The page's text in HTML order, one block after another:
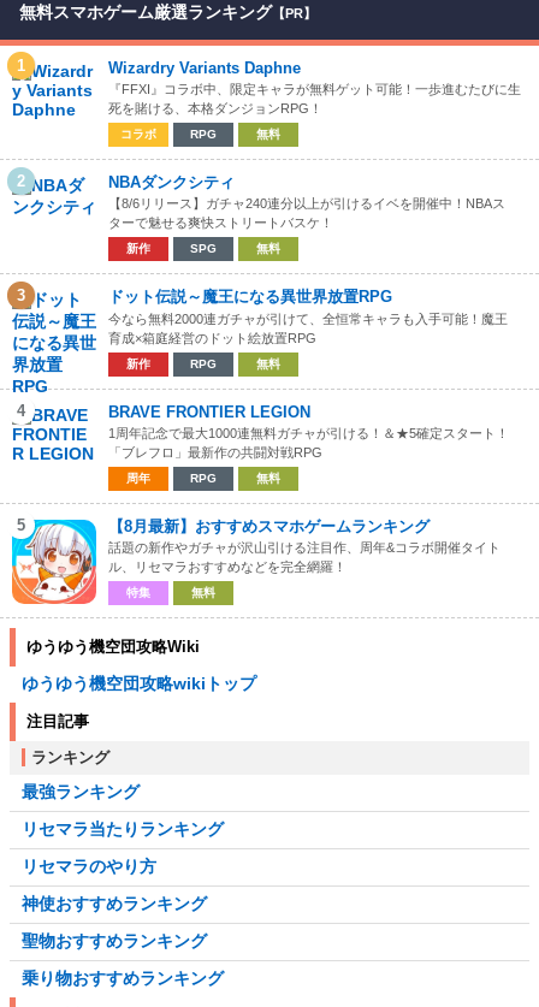
無料スマホゲーム厳選ランキング 【PR】
1 Wizardry Variants Daphne
『FFXI』コラボ中、限定キャラが無料ゲット可能！一歩進むたびに生
死を賭ける、本格ダンジョンRPG！
コラボ RPG 無料
2 NBAダンクシティ
【8/6リリース】ガチャ240連分以上が引けるイベを開催中！NBAス
ターで魅せる爽快ストリートバスケ！
新作 SPG 無料
3 ドット伝説～魔王になる異世界放置RPG
今なら無料2000連ガチャが引けて、全恒常キャラも入手可能！魔王
育成×箱庭経営のドット絵放置RPG
新作 RPG 無料
4 BRAVE FRONTIER LEGION
1周年記念で最大1000連無料ガチャが引ける！＆★5確定スタート！
「ブレフロ」最新作の共闘対戦RPG
周年 RPG 無料
5 【8月最新】おすすめスマホゲームランキング
話題の新作やガチャが沢山引ける注目作、周年&コラボ開催タイト
ル、リセマラおすすめなどを完全網羅！
特集 無料
ゆうゆう機空団攻略Wiki
ゆうゆう機空団攻略wikiトップ
注目記事
ランキング
最強ランキング
リセマラ当たりランキング
リセマラのやり方
神使おすすめランキング
聖物おすすめランキング
乗り物おすすめランキング